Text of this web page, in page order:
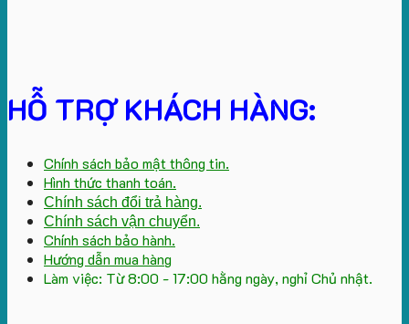
HỖ TRỢ KHÁCH HÀNG:
Chính sách bảo mật thông tin.
Hình thức thanh toán.
Chính sách đổi trả hàng.
Chính sách vận chuyển.
Chính sách bảo hành.
Hướng dẫn mua hàng
Làm việc: Từ 8:00 - 17:00 hằng ngày, nghỉ Chủ nhật.